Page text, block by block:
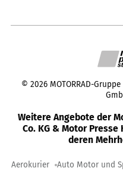
© 2026 MOTORRAD-
Weitere Angebote der
Co. KG & Motor Presse
deren
Aerokurier Auto Motor und